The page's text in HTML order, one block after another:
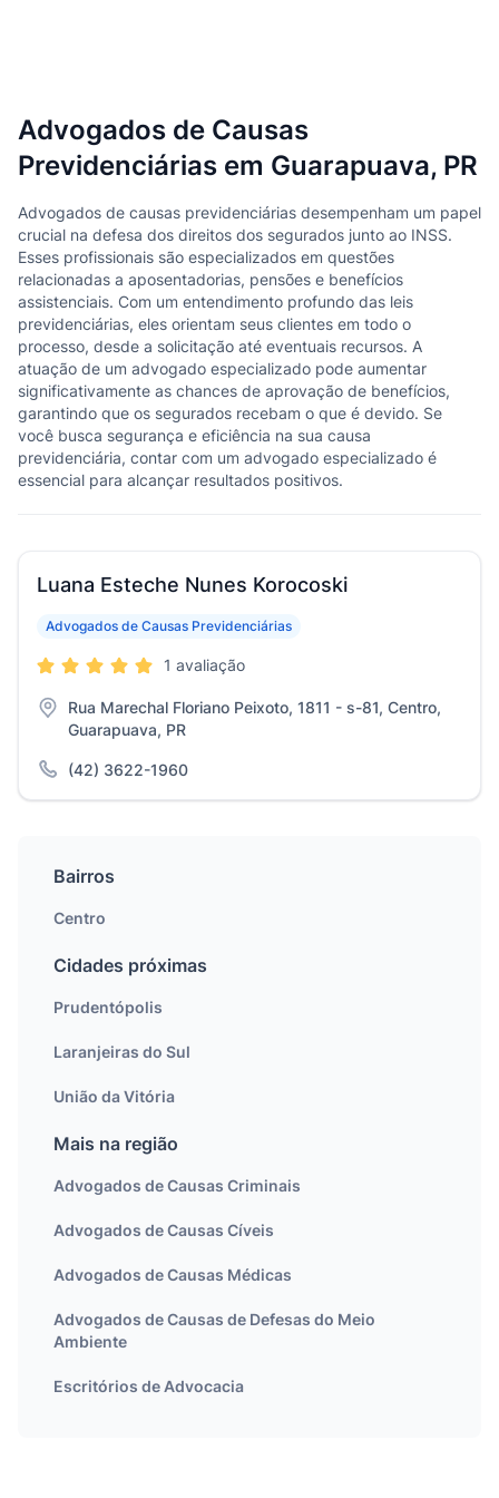
Advogados de Causas
Previdenciárias em Guarapuava, PR
Advogados de causas previdenciárias desempenham um papel
crucial na defesa dos direitos dos segurados junto ao INSS.
Esses profissionais são especializados em questões
relacionadas a aposentadorias, pensões e benefícios
assistenciais. Com um entendimento profundo das leis
previdenciárias, eles orientam seus clientes em todo o
processo, desde a solicitação até eventuais recursos. A
atuação de um advogado especializado pode aumentar
significativamente as chances de aprovação de benefícios,
garantindo que os segurados recebam o que é devido. Se
você busca segurança e eficiência na sua causa
previdenciária, contar com um advogado especializado é
essencial para alcançar resultados positivos.
Luana Esteche Nunes Korocoski
Advogados de Causas Previdenciárias
1 avaliação
Rua Marechal Floriano Peixoto, 1811 - s-81, Centro,
Guarapuava, PR
(42) 3622-1960
Bairros
Centro
Cidades próximas
Prudentópolis
Laranjeiras do Sul
União da Vitória
Mais na região
Advogados de Causas Criminais
Advogados de Causas Cíveis
Advogados de Causas Médicas
Advogados de Causas de Defesas do Meio
Ambiente
Escritórios de Advocacia